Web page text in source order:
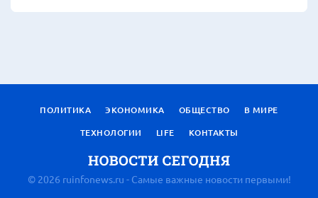
ПОЛИТИКА ЭКОНОМИКА ОБЩЕСТВО
В МИРЕ
ТЕХНОЛОГИИ
LIFE КОНТАКТЫ
© 2026 ruinfonews.ru - Самые важные новости первыми!